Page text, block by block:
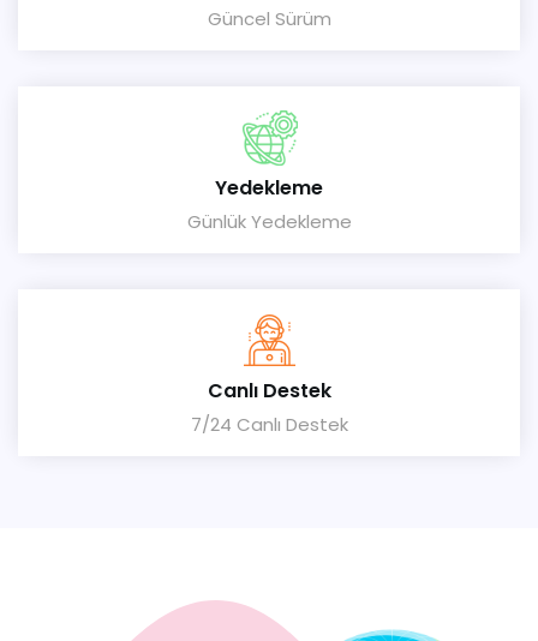
Güncel Sürüm
Yedekleme
Günlük Yedekleme
Canlı Destek
7/24 Canlı Destek